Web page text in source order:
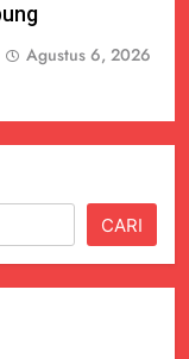
Agustus 6, 2026
CARI